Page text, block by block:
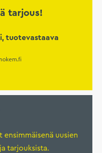
tarjous!
tuotevastaava
uusien
tarjouksista.